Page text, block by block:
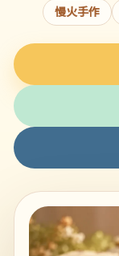
慢火手作